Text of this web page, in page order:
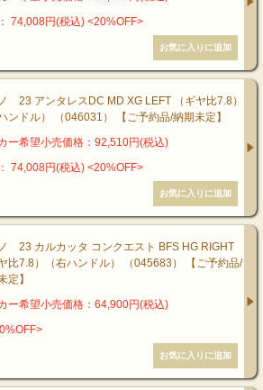
74,008円(税込) <20%OFF>
23 アンタレスDC MD XG LEFT （ギヤ比7.8）
ハンドル） （046031） 【ご予約品/納期未定】
ー希望小売価格：92,510円(税込)
74,008円(税込) <20%OFF>
23 カルカッタ コンクエスト BFS HG RIGHT
ヤ比7.8）（右ハンドル） （045683） 【ご予約品/
定】
ー希望小売価格：64,900円(税込)